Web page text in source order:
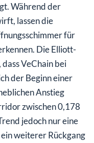
Während der
lassen die
für
Die Elliott-
VeChain bei
der Beginn einer
Anstieg
zwischen 0,178
jedoch nur eine
weiterer Rückgang